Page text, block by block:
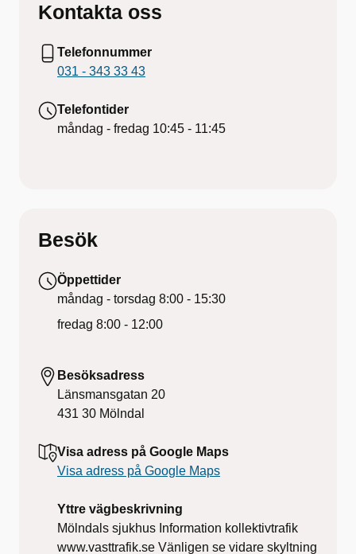
Kontakta oss
Telefonnummer
031 - 343 33 43
Telefontider
måndag - fredag 10:45 - 11:45
Besök
Öppettider
måndag - torsdag 8:00 - 15:30
fredag 8:00 - 12:00
Besöksadress
Länsmansgatan 20
431 30 Mölndal
Visa adress på Google Maps
Visa adress på Google Maps
Yttre vägbeskrivning
Mölndals sjukhus Information kollektivtrafik
www.vasttrafik.se Vänligen se vidare skyltning